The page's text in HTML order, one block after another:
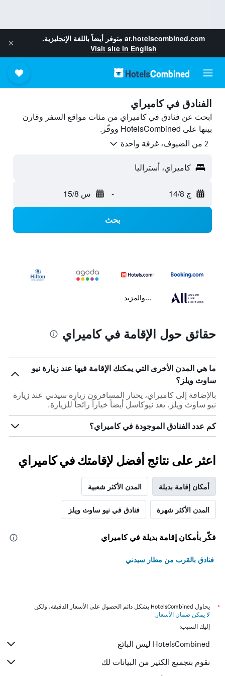
ar.hotelscombined.com متوفر أيضاً باللغة الإنجليزية.
Visit site in English
الفنادق في كاميراي
ابحث عن فنادق في كاميراي من مئات مواقع السفر وقارن
بينها على HotelsCombined ووفّر.
2 من الضيوف، غرفة واحدة
كاميراي، أستراليا
ج 14/8 - س 15/8
بحث
...والمزيد
حقائق حول الإقامة في كاميراي
ما هي المدن الأخرى التي يمكنك الإقامة فيها عند زيارة نيو
ساوث ويلز؟
بالإضافة إلى كاميراي، يختار المسافرون زيارة سيدني عند زيارة
نيو ساوث ويلز. يعد نيوكاسل أيضاً خياراً رائجاً للزيارة.
كم عدد الفنادق الموجودة في كاميراي؟
اعثر على نتائج أفضل لإقامتك في كاميراي
أمكان إقامة بديلة المدن الأكثر شعبية
المدن الأكثر شهرة فنادق في نيو ساوث ويلز
فكّر بأمكان إقامة بديلة في كاميراي
فنادق بالقرب من مطار سيدني
*
يحاول HotelsCombined بشكل دائم الحصول على الأسعار الدقيقة، ولكن
لا يمكن ضمان الأسعار .
إليك السبب:
HotelsCombined ليس البائع
نقوم بتجميع الكثير من البيانات لك